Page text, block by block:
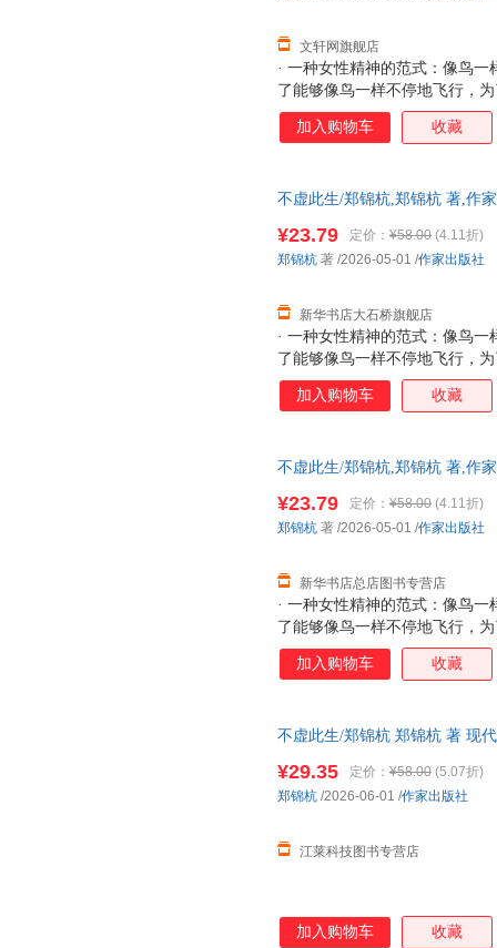
· 一种女性精神的范式：像鸟
了能够像鸟一样不停地飞行，
注一掷，不权宜，不依附，不
穷水尽的孤独中找回丢失的才
知识女性的精神突围，抵达了
育要能够带领学生挑战对对哲
宙以及信仰的思考。”“教育只
文轩网旗舰店
加入购物车 收藏
不虚此生/郑锦杭,郑锦杭 著,作
· 一种女性精神的范式：像鸟
了能够像鸟一样不停地飞行，
注一掷，不权宜，不依附，不
穷水尽的孤独中找回丢失的才
知
¥23.79 定价： ¥58.00 (4.11折)
新华书店大石桥旗舰店
郑锦杭 著 /2026-05-01 /作家出版社
加入购物车 收藏
不虚此生/郑锦杭,郑锦杭 著,作
· 一种女性精神的范式：像鸟
了能够像鸟一样不停地飞行，
注一掷，不权宜，不依附，不
穷水尽的孤独中找回丢失的才
知
¥23.79 定价： ¥58.00 (4.11折)
新华书店总店图书专营店
郑锦杭 著 /2026-05-01 /作家出版社
加入购物车 收藏
不虚此生/郑锦杭 郑锦杭 著 现
¥29.35 定价： ¥58.00 (5.07折)
江莱科技图书专营店
郑锦杭 /2026-06-01 /作家出版社
加入购物车 收藏